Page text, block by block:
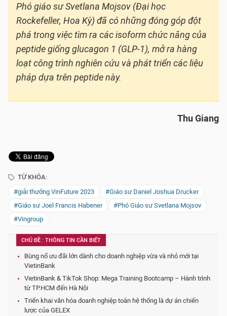
Phó giáo sư Svetlana Mojsov (Đại học
Rockefeller, Hoa Kỳ) đã có những đóng góp đột
phá trong việc tìm ra các isoform chức năng của
peptide giống glucagon 1 (GLP-1), mở ra hàng
loạt công trình nghiên cứu và phát triển các liệu
pháp dựa trên peptide này.
Thu Giang
TỪ KHÓA:
#giải thưởng VinFuture 2023
#Giáo sư Daniel Joshua Drucker
#Giáo sư Joel Francis Habener
#Phó Giáo sư Svetlana Mojsov
#Vingroup
CHỦ ĐỀ : THÔNG TIN CẦN BIẾT
Bùng nổ ưu đãi lớn dành cho doanh nghiệp vừa và nhỏ mới tại
VietinBank
VietinBank & TikTok Shop: Mega Training Bootcamp – Hành trình
từ TP.HCM đến Hà Nội
Triển khai văn hóa doanh nghiệp toàn hệ thống là dự án chiến
lược của GELEX